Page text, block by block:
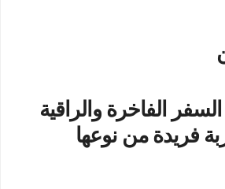
الفاخرة والراقية
فريدة من نوعها